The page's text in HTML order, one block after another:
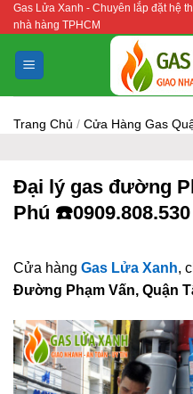
Bỏ
qua
nội
dung
Gas Lửa Xanh - Chuyên lắp đặt hệ
nhà hàng TPHCM
Trang Chủ / Cửa Hàng Gas
Đại lý gas đường
Phú
Cửa hàng Gas Lửa Xanh,
Đường Phạm Vấn, Quận